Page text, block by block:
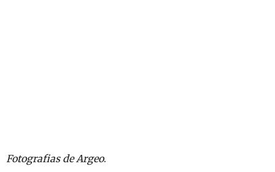
Fotografias de Argeo.